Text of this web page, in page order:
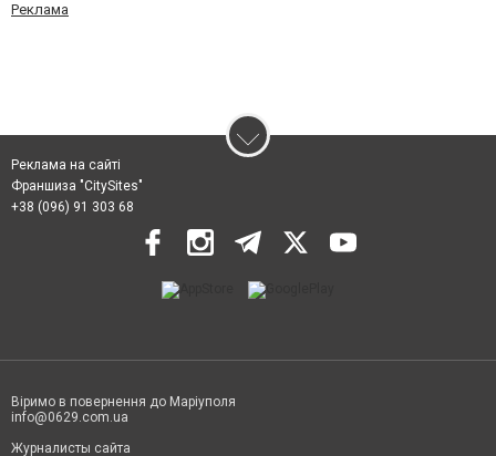
Реклама
Реклама на сайті
Франшиза "CitySites"
+38 (096) 91 303 68
Віримо в повернення до Маріуполя
info@0629.com.ua
Журналисты сайта